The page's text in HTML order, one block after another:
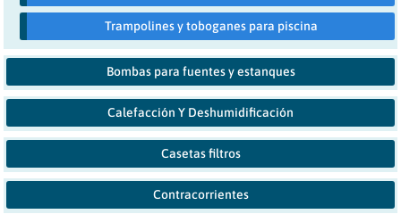
Trampolines y toboganes para piscina
Bombas para fuentes y estanques
Calefacción Y Deshumidificación
Casetas filtros
Contracorrientes